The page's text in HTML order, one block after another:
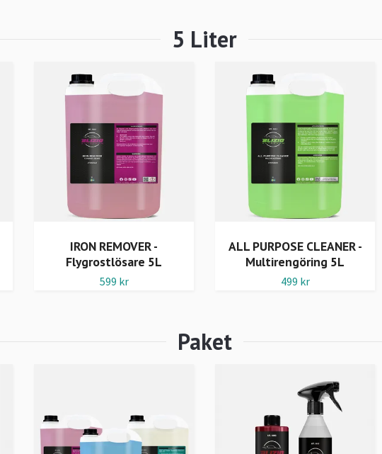
IRON REMOVER -
Flygrostlösare 5L
599 kr
ALL PURPOSE CLEANER -
Multirengöring 5L
499 kr